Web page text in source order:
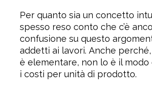
Per quanto sia un concetto
spesso reso conto che c’è
confusione su questo
addetti ai lavori. Anche
è elementare, non lo è il
i costi per unità di prodotto.